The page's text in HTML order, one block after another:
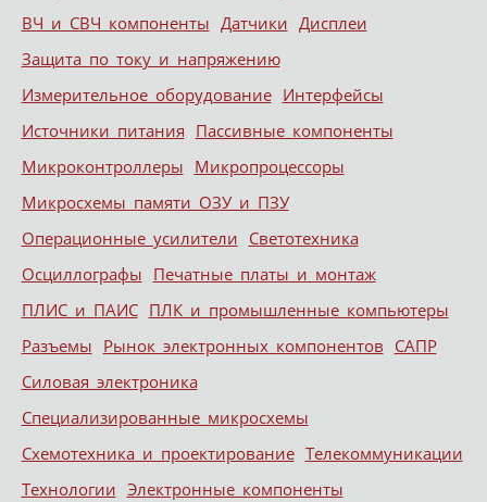
ВЧ и СВЧ компоненты Датчики Дисплеи
Защита по току и напряжению
Измерительное оборудование Интерфейсы
Источники питания Пассивные компоненты
Микроконтроллеры Микропроцессоры
Микросхемы памяти ОЗУ и ПЗУ
Операционные усилители Светотехника
Осциллографы Печатные платы и монтаж
ПЛИС и ПАИС ПЛК и промышленные компьютеры
Разъемы Рынок электронных компонентов САПР
Силовая электроника
Специализированные микросхемы
Схемотехника и проектирование Телекоммуникации
Технологии Электронные компоненты